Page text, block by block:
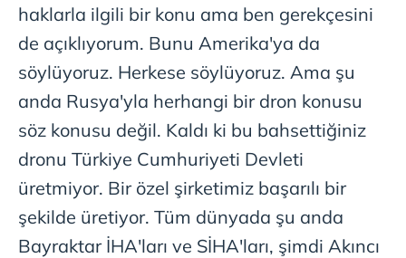
haklarla ilgili bir konu ama ben gerekçesini
de açıklıyorum. Bunu Amerika'ya da
söylüyoruz. Herkese söylüyoruz. Ama şu
anda Rusya'yla herhangi bir dron konusu
söz konusu değil. Kaldı ki bu bahsettiğiniz
dronu Türkiye Cumhuriyeti Devleti
üretmiyor. Bir özel şirketimiz başarılı bir
şekilde üretiyor. Tüm dünyada şu anda
Bayraktar İHA'ları ve SİHA'ları, şimdi Akıncı